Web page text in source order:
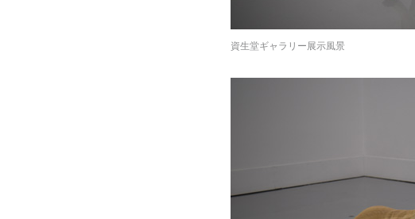
資生堂ギャラリー展示風景